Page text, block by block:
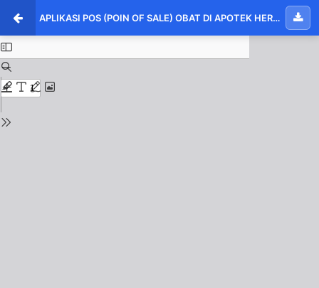
APLIKASI POS (POIN OF SALE) OBAT DI APOTEK HERU FARMA BANGKINANG BERBASIS WEB